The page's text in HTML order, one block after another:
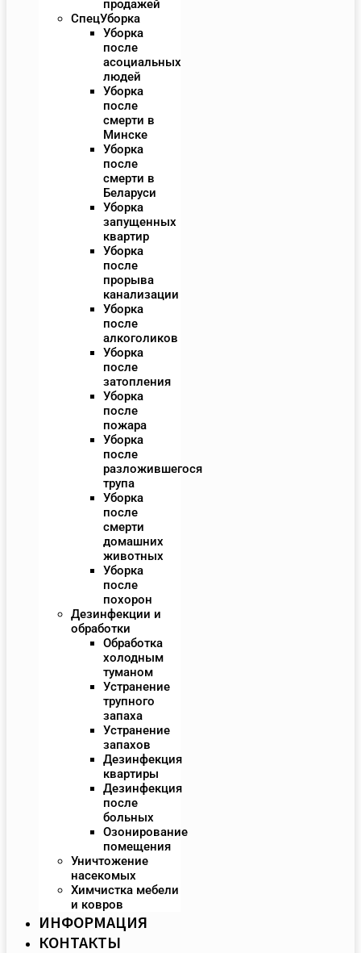
продажей
СпецУборка
Уборка
после
асоциальных
людей
Уборка
после
смерти в
Минске
Уборка
после
смерти в
Беларуси
Уборка
запущенных
квартир
Уборка
после
прорыва
канализации
Уборка
после
алкоголиков
Уборка
после
затопления
Уборка
после
пожара
Уборка
после
разложившегося
трупа
Уборка
после
смерти
домашних
животных
Уборка
после
похорон
Дезинфекции и
обработки
Обработка
холодным
туманом
Устранение
трупного
запаха
Устранение
запахов
Дезинфекция
квартиры
Дезинфекция
после
больных
Озонирование
помещения
Уничтожение
насекомых
Химчистка мебели
и ковров
ИНФОРМАЦИЯ
КОНТАКТЫ